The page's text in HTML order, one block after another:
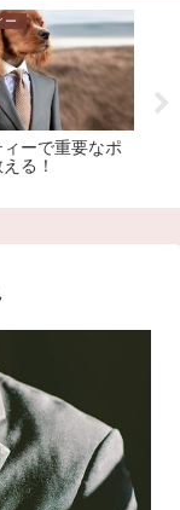
ー
ーで重要なポ
る！